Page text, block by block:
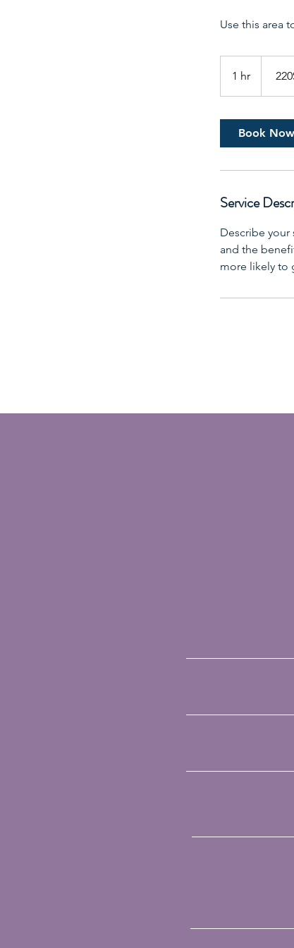
Use this area
1 hr
h
אמריקאי
Book Now
Service
Describe your
and the
more likely to